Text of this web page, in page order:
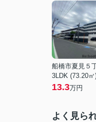
船橋市夏見５
3LDK (73.20㎡
13.3万円
よく見ら